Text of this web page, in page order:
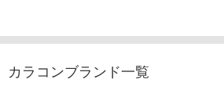
カラコンブランド一覧